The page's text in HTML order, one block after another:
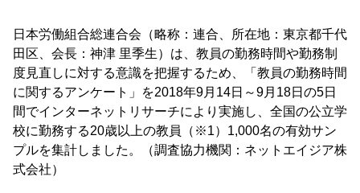
日本労働組合総連合会（略称：連合、所在地：東京都千代
田区、会長：神津 里季生）は、教員の勤務時間や勤務制
度見直しに対する意識を把握するため、「教員の勤務時間
に関するアンケート」を2018年9月14日～9月18日の5日
間でインターネットリサーチにより実施し、全国の公立学
校に勤務する20歳以上の教員（※1）1,000名の有効サン
プルを集計しました。（調査協力機関：ネットエイジア株
式会社）